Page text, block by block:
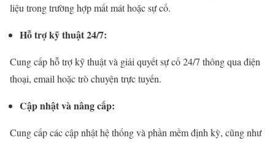
liệu trong trường hợp mất mát hoặc sự cố.
Hỗ trợ kỹ thuật 24/7:
Cung cấp hỗ trợ kỹ thuật và giải quyết sự cố 24/7 thông qua điện
thoại, email hoặc trò chuyện trực tuyến.
Cập nhật và nâng cấp:
Cung cấp các cập nhật hệ thống và phần mềm định kỳ, cũng như